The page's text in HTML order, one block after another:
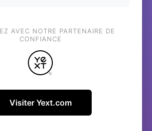
AVEC NOTRE PARTENAIRE DE
CONFIANCE
Visiter Yext.com